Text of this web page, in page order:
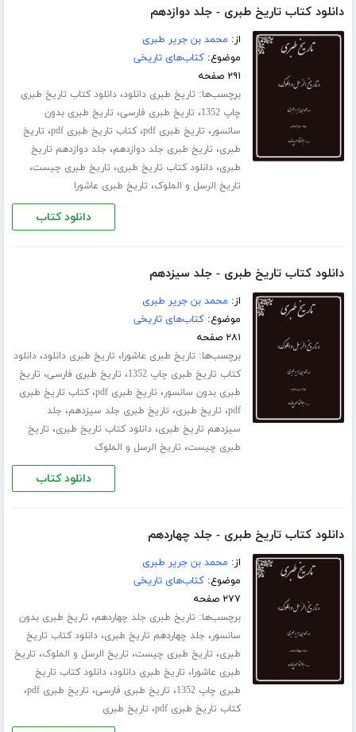
دانلود کتاب تاریخ طبری - جلد دوازدهم
از: محمد بن جریر طبری
موضوع:کتاب‌های تاریخی
۲۹۱ صفحه
برچسب‌ها: تاریخ طبری دانلود،دانلود کتاب تاریخ طبری
چاپ 1352
، تاریخ طبری فارسی، تاریخ طبری بدون
سانسور، تاریخ طبری pdf ،کتاب تاریخ طبری pdf ، تاریخ
طبری، تاریخ طبری جلد ‌دوازدهم، جلد دوازدهم تاریخ
طبری،دانلود کتاب تاریخ طبری، تاریخ طبری چیست،
تاریخ الرسل و الملوک، تاریخ طبری عاشورا
دانلود کتاب
دانلود کتاب تاریخ طبری - جلد سیزدهم
از: محمد بن جریر طبری
موضوع:کتاب‌های تاریخی
۲۸۱ صفحه
برچسب‌ها: تاریخ طبری عاشورا، تاریخ طبری دانلود،دانلود
کتاب تاریخ طبری چاپ 1352
، تاریخ طبری فارسی، تاریخ
طبری بدون سانسور، تاریخ طبری pdf ،کتاب تاریخ طبری
pdf، تاریخ طبری، تاریخ طبری جلد ‌سیزدهم، جلد
سیزدهم تاریخ طبری،دانلود کتاب تاریخ طبری، تاریخ
طبری چیست، تاریخ الرسل و الملوک
دانلود کتاب
دانلود کتاب تاریخ طبری - جلد چهاردهم
از: محمد بن جریر طبری
موضوع:کتاب‌های تاریخی
۲۷۷ صفحه
برچسب‌ها: تاریخ طبری جلد ‌چهاردهم، تاریخ طبری بدون
سانسور، جلد چهاردهم تاریخ طبری،دانلود کتاب تاریخ
طبری، تاریخ طبری چیست، تاریخ الرسل و الملوک، تاریخ
طبری عاشورا، تاریخ طبری دانلود،دانلود کتاب تاریخ
طبری چاپ 1352
، تاریخ طبری فارسی، تاریخ طبری pdf ،
کتاب تاریخ طبری pdf ، تاریخ طبری